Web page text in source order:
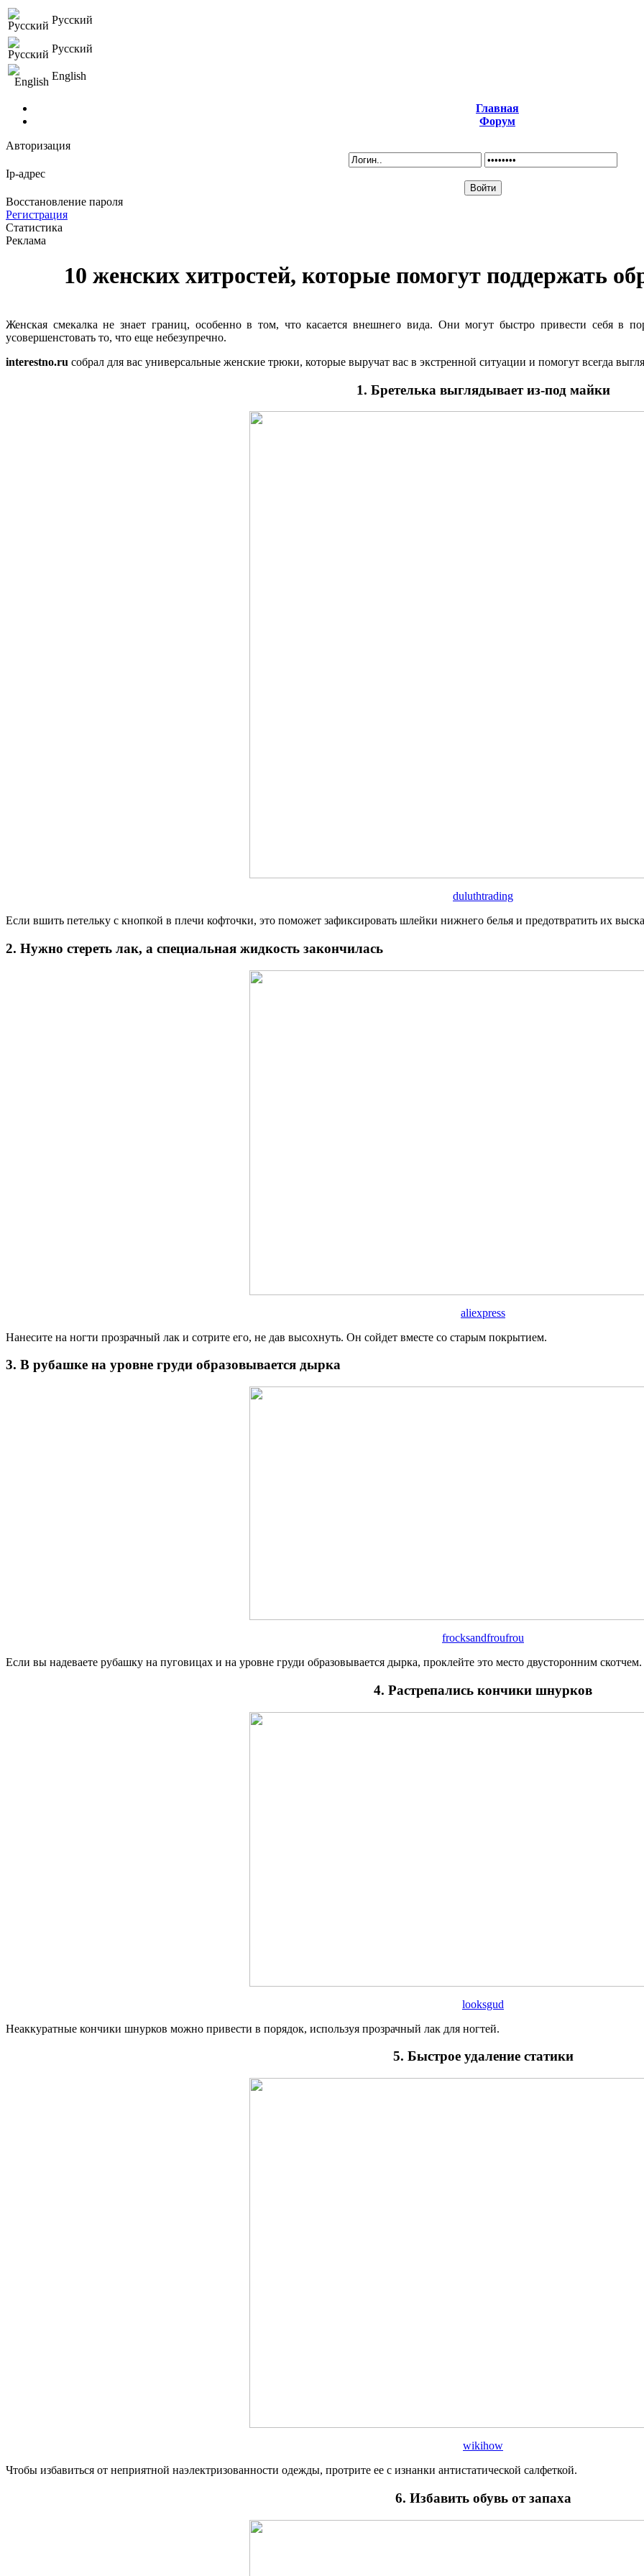
Русский
Русский
English
Главная
Форум
Авторизация
Ip-адрес
Восстановление пароля
Регистрация
Статистика
Реклама
10 женских хитростей, которые помогут поддержать
Женская смекалка не знает границ, особенно в том, что касается внешнего вида. Они могут быстро привести себя в
усовершенстовать то, что еще небезупречно.
interestno.ru собрал для вас универсальные женские трюки, которые выручат вас в экстренной ситуации и помогут всегда
1. Бретелька выглядывает из-под майки
duluthtrading
Если вшить петельку с кнопкой в плечи кофточки, это поможет зафиксировать шлейки нижнего белья и предотвратить их
2. Нужно стереть лак, а специальная жидкость закончилась
aliexpress
Нанесите на ногти прозрачный лак и сотрите его, не дав высохнуть. Он сойдет вместе со старым покрытием.
3. В рубашке на уровне груди образовывается дырка
frocksandfroufrou
Если вы надеваете рубашку на пуговицах и на уровне груди образовывается дырка, проклейте это место двусторонним скотчем.
4. Растрепались кончики шнурков
looksgud
Неаккуратные кончики шнурков можно привести в порядок, используя прозрачный лак для ногтей.
5. Быстрое удаление статики
wikihow
Чтобы избавиться от неприятной наэлектризованности одежды, протрите ее с изнанки антистатической салфеткой.
6. Избавить обувь от запаха